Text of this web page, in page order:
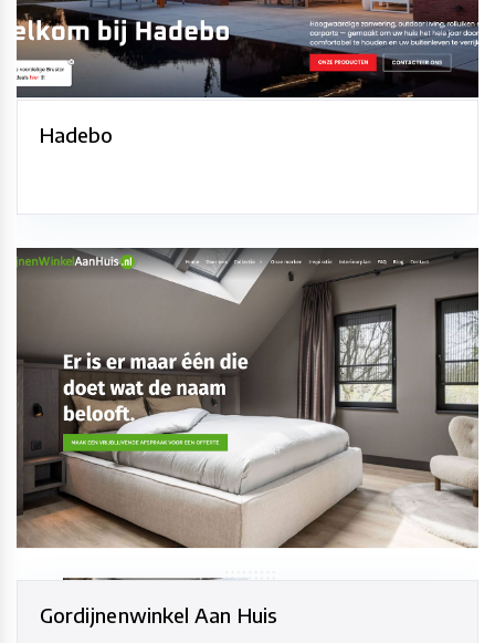
Hadebo
Gordijnenwinkel Aan Huis